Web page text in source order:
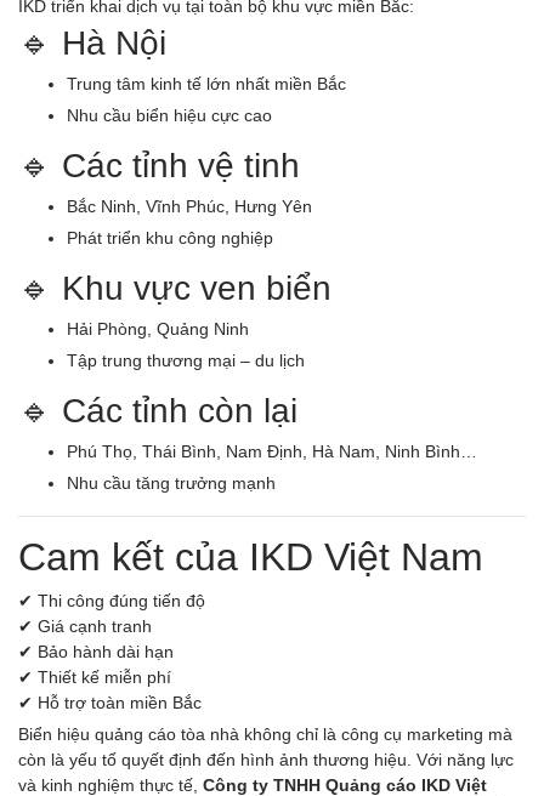
IKD triển khai dịch vụ tại toàn bộ khu vực miền Bắc:
🔹 Hà Nội
Trung tâm kinh tế lớn nhất miền Bắc
Nhu cầu biển hiệu cực cao
🔹 Các tỉnh vệ tinh
Bắc Ninh, Vĩnh Phúc, Hưng Yên
Phát triển khu công nghiệp
🔹 Khu vực ven biển
Hải Phòng, Quảng Ninh
Tập trung thương mại – du lịch
🔹 Các tỉnh còn lại
Phú Thọ, Thái Bình, Nam Định, Hà Nam, Ninh Bình…
Nhu cầu tăng trưởng mạnh
Cam kết của IKD Việt Nam
✔ Thi công đúng tiến độ
✔ Giá cạnh tranh
✔ Bảo hành dài hạn
✔ Thiết kế miễn phí
✔ Hỗ trợ toàn miền Bắc
Biển hiệu quảng cáo tòa nhà không chỉ là công cụ marketing mà
còn là yếu tố quyết định đến hình ảnh thương hiệu. Với năng lực
và kinh nghiệm thực tế, Công ty TNHH Quảng cáo IKD Việt